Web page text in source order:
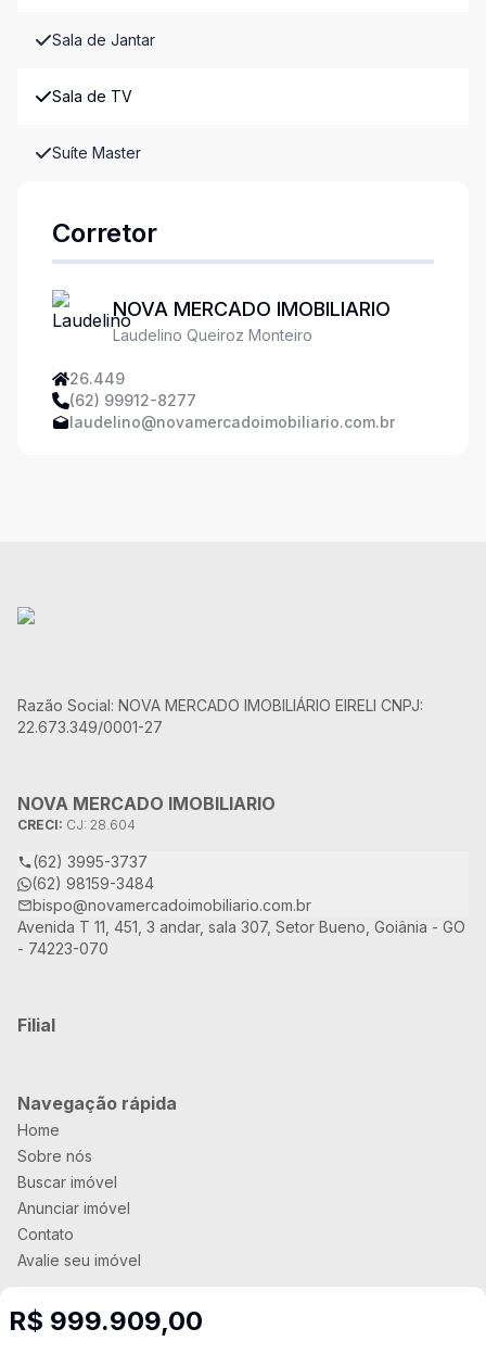
Sala de Jantar
Sala de TV
Suíte Master
Corretor
NOVA MERCADO IMOBILIARIO
Laudelino Queiroz Monteiro
26.449
(62) 99912-8277
laudelino@novamercadoimobiliario.com.br
R$ 999.909,00
Razão Social: NOVA MERCADO IMOBILIÁRIO EIRELI CNPJ:
22.673.349/0001-27
NOVA MERCADO IMOBILIARIO
CRECI: CJ: 28.604
(62) 3995-3737
(62) 98159-3484
bispo@novamercadoimobiliario.com.br
Avenida T 11, 451, 3 andar, sala 307, Setor Bueno, Goiânia - GO
- 74223-070
Filial
Navegação rápida
Home
Sobre nós
Buscar imóvel
Anunciar imóvel
Contato
Avalie seu imóvel